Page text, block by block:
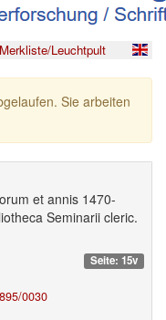
Merkliste/Leuchtpult
Sie arbeiten
et annis 1470-
Seminarii cleric.
Seite: 15v
0030